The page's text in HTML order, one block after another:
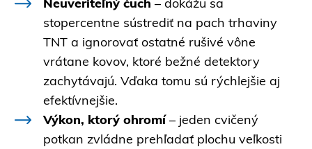
stopercentne sústrediť na pach trhaviny
TNT a ignorovať ostatné rušivé vône
vrátane kovov, ktoré bežné detektory
zachytávajú. Vďaka tomu sú rýchlejšie aj
efektívnejšie.
Výkon, ktorý ohromí– jeden cvičený
potkan zvládne prehľadať plochu veľkosti